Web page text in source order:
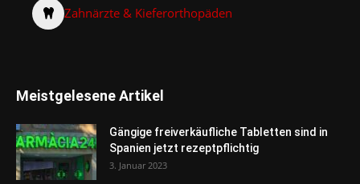
Zahnärzte & Kieferorthopäden
Meistgelesene Artikel
Gängige freiverkäufliche Tabletten sind in
Spanien jetzt rezeptpflichtig
3. Januar 2023